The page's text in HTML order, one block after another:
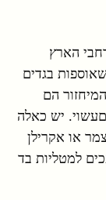
הארץ
בגדים
הם
יש כאלה
או אקרילן
למטליות בד